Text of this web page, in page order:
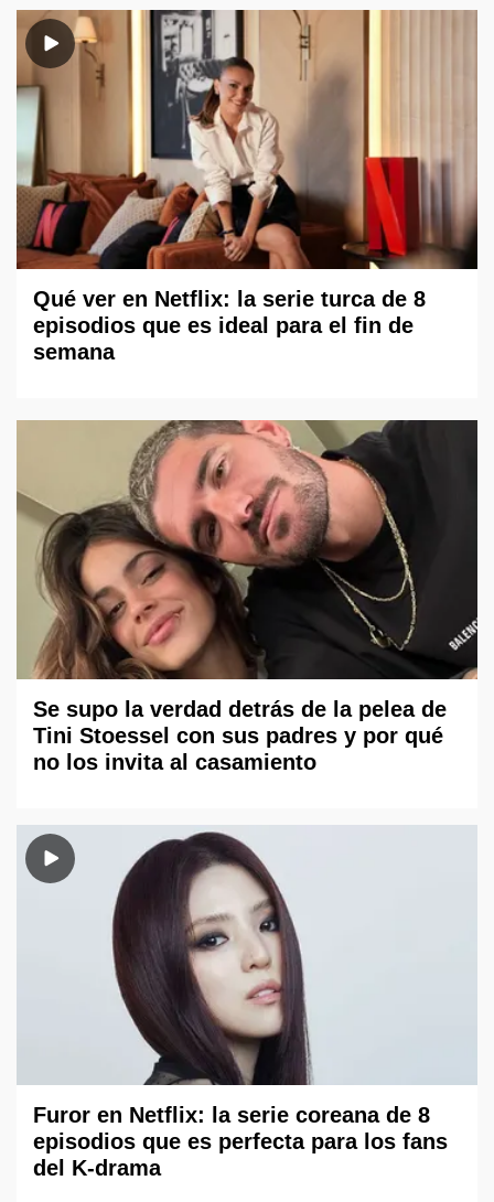
Qué ver en Netflix: la serie turca de 8
episodios que es ideal para el fin de
semana
Se supo la verdad detrás de la pelea de
Tini Stoessel con sus padres y por qué
no los invita al casamiento
Furor en Netflix: la serie coreana de 8
episodios que es perfecta para los fans
del K-drama